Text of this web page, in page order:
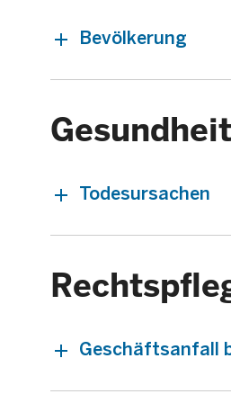
Bevölkerung
Gesundheit
Todesursachen
Geschäftsanfall